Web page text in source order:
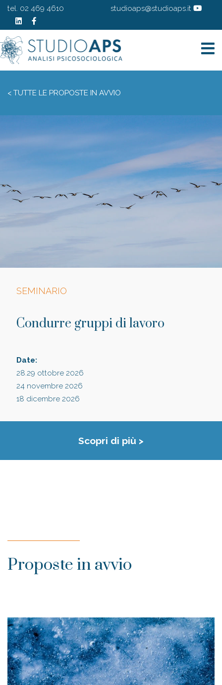
tel. 02 469 4610 studioaps@studioaps.it
< TUTTE LE PROPOSTE IN AVVIO
SEMINARIO
Condurre gruppi di lavoro
Date:
28.29 ottobre 2026
24 novembre 2026
18 dicembre 2026
Scopri di più >
Proposte in avvio